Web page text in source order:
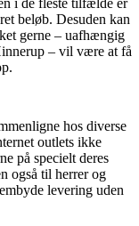
beløb. Desuden kan
gerne – uafhængig
– vil være at få
hos diverse
outlets ikke
på specielt deres
også til herrer og
levering uden